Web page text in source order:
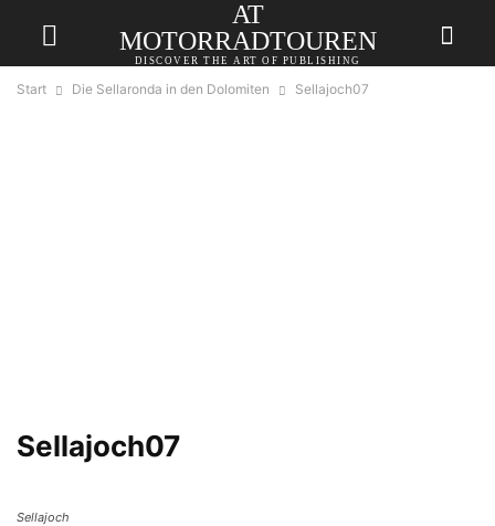
AT
MOTORRADTOUREN
DISCOVER THE ART OF PUBLISHING
Start Die Sellaronda in den Dolomiten Sellajoch07
Sellajoch07
Sellajoch